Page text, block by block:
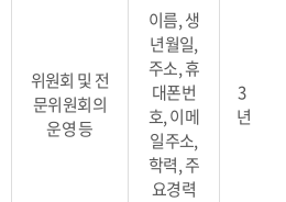
위원회 및 전
문위원회의
운영 등
이름, 생
년월일,
주소, 휴
대폰번
호, 이메
일주소,
학력, 주
요경력
3
년